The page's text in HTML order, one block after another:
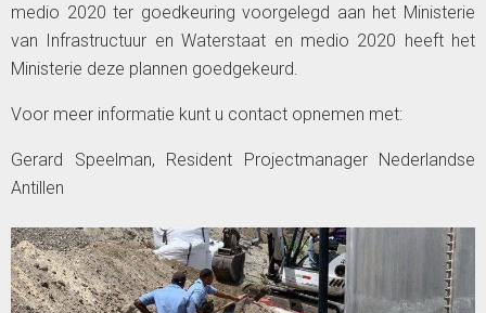
medio 2020 ter goedkeuring voorgelegd aan het Ministerie
van Infrastructuur en Waterstaat en medio 2020 heeft het
Ministerie deze plannen goedgekeurd.
Voor meer informatie kunt u contact opnemen met:
Gerard Speelman, Resident Projectmanager Nederlandse
Antillen